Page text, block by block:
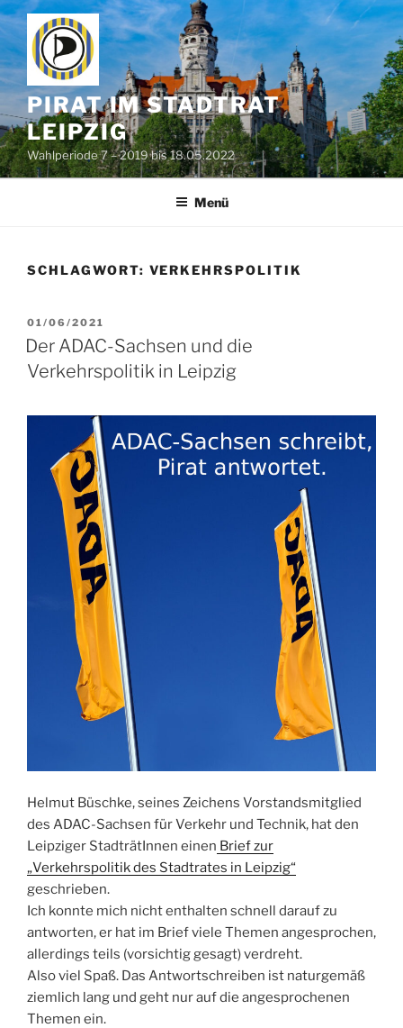
Zum
Inhalt
springen
PIRAT IM STADTRAT
LEIPZIG
Wahlperiode 7 – 2019 bis 18.05.2022
Menü
SCHLAGWORT: VERKEHRSPOLITIK
VERÖFFENTLICHT
AM
01/06/2021
Der ADAC-Sachsen und die
Verkehrspolitik in Leipzig
Helmut Büschke, seines Zeichens Vorstandsmitglied
des ADAC-Sachsen für Verkehr und Technik, hat den
Leipziger StadträtInnen einen Brief zur
„Verkehrspolitik des Stadtrates in Leipzig“
geschrieben.
Ich konnte mich nicht enthalten schnell darauf zu
antworten, er hat im Brief viele Themen angesprochen,
allerdings teils (vorsichtig gesagt) verdreht.
Also viel Spaß. Das Antwortschreiben ist naturgemäß
ziemlich lang und geht nur auf die angesprochenen
Themen ein.